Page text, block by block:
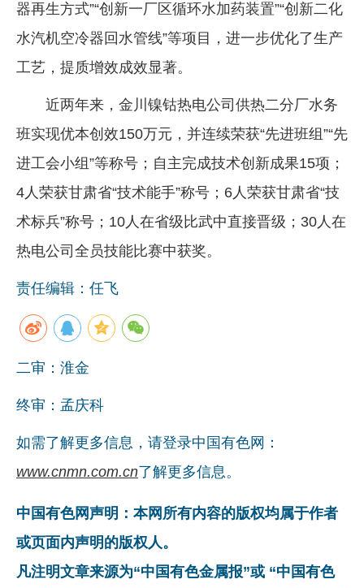
器再生方式”“创新一厂区循环水加药装置”“创新二化
水汽机空冷器回水管线”等项目，进一步优化了生产
工艺，提质增效成效显著。
近两年来，金川镍钴热电公司供热二分厂水务
班实现优本创效150万元，并连续荣获“先进班组”“先
进工会小组”等称号；自主完成技术创新成果15项；
4人荣获甘肃省“技术能手”称号；6人荣获甘肃省“技
术标兵”称号；10人在省级比武中直接晋级；30人在
热电公司全员技能比赛中获奖。
责任编辑：任飞
二审：淮金
终审：孟庆科
如需了解更多信息，请登录中国有色网：
www.cnmn.com.cn了解更多信息。
中国有色网声明：本网所有内容的版权均属于作者
或页面内声明的版权人。
凡注明文章来源为“中国有色金属报”或 “中国有色